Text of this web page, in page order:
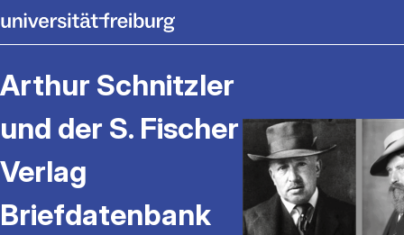
Arthur Schnitzler
und der S. Fischer
Verlag
Briefdatenbank